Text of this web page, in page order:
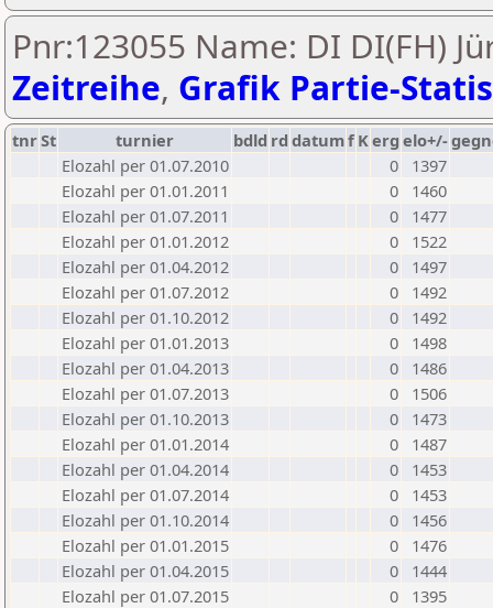
Pnr:123055 Name: DI DI(FH)
Zeitreihe, Grafik Partie-
tnrSt turnier bdld rd datumf Kerg elo+/-
Elozahl per 01.07.2010
0
1397
Elozahl per 01.01.2011
0
1460
Elozahl per 01.07.2011
0
1477
Elozahl per 01.01.2012
0
1522
Elozahl per 01.04.2012
0
1497
Elozahl per 01.07.2012
0
1492
Elozahl per 01.10.2012
0
1492
Elozahl per 01.01.2013
0
1498
Elozahl per 01.04.2013
0
1486
Elozahl per 01.07.2013
0
1506
Elozahl per 01.10.2013
0
1473
Elozahl per 01.01.2014
0
1487
Elozahl per 01.04.2014
0
1453
Elozahl per 01.07.2014
0
1453
Elozahl per 01.10.2014
0
1456
Elozahl per 01.01.2015
0
1476
Elozahl per 01.04.2015
0
1444
Elozahl per 01.07.2015
0
1395